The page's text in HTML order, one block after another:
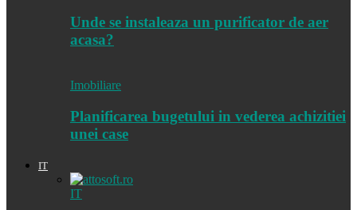
Unde se instaleaza un purificator de aer
acasa?
Imobiliare
Planificarea bugetului in vederea achizitiei
unei case
IT
IT